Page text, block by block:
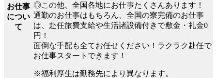
お仕事
につい
て
◎この他、全国各地にお仕事たくさんあります！
通勤のお仕事はもちろん、全国の寮完備のお仕事
は、赴任旅費支給や生活諸設備付きで敷金・礼金0
円！
面倒な手配も全てお任せください！ラクラク赴任で
お仕事スタートできます！
※福利厚生は勤務先により異なります。